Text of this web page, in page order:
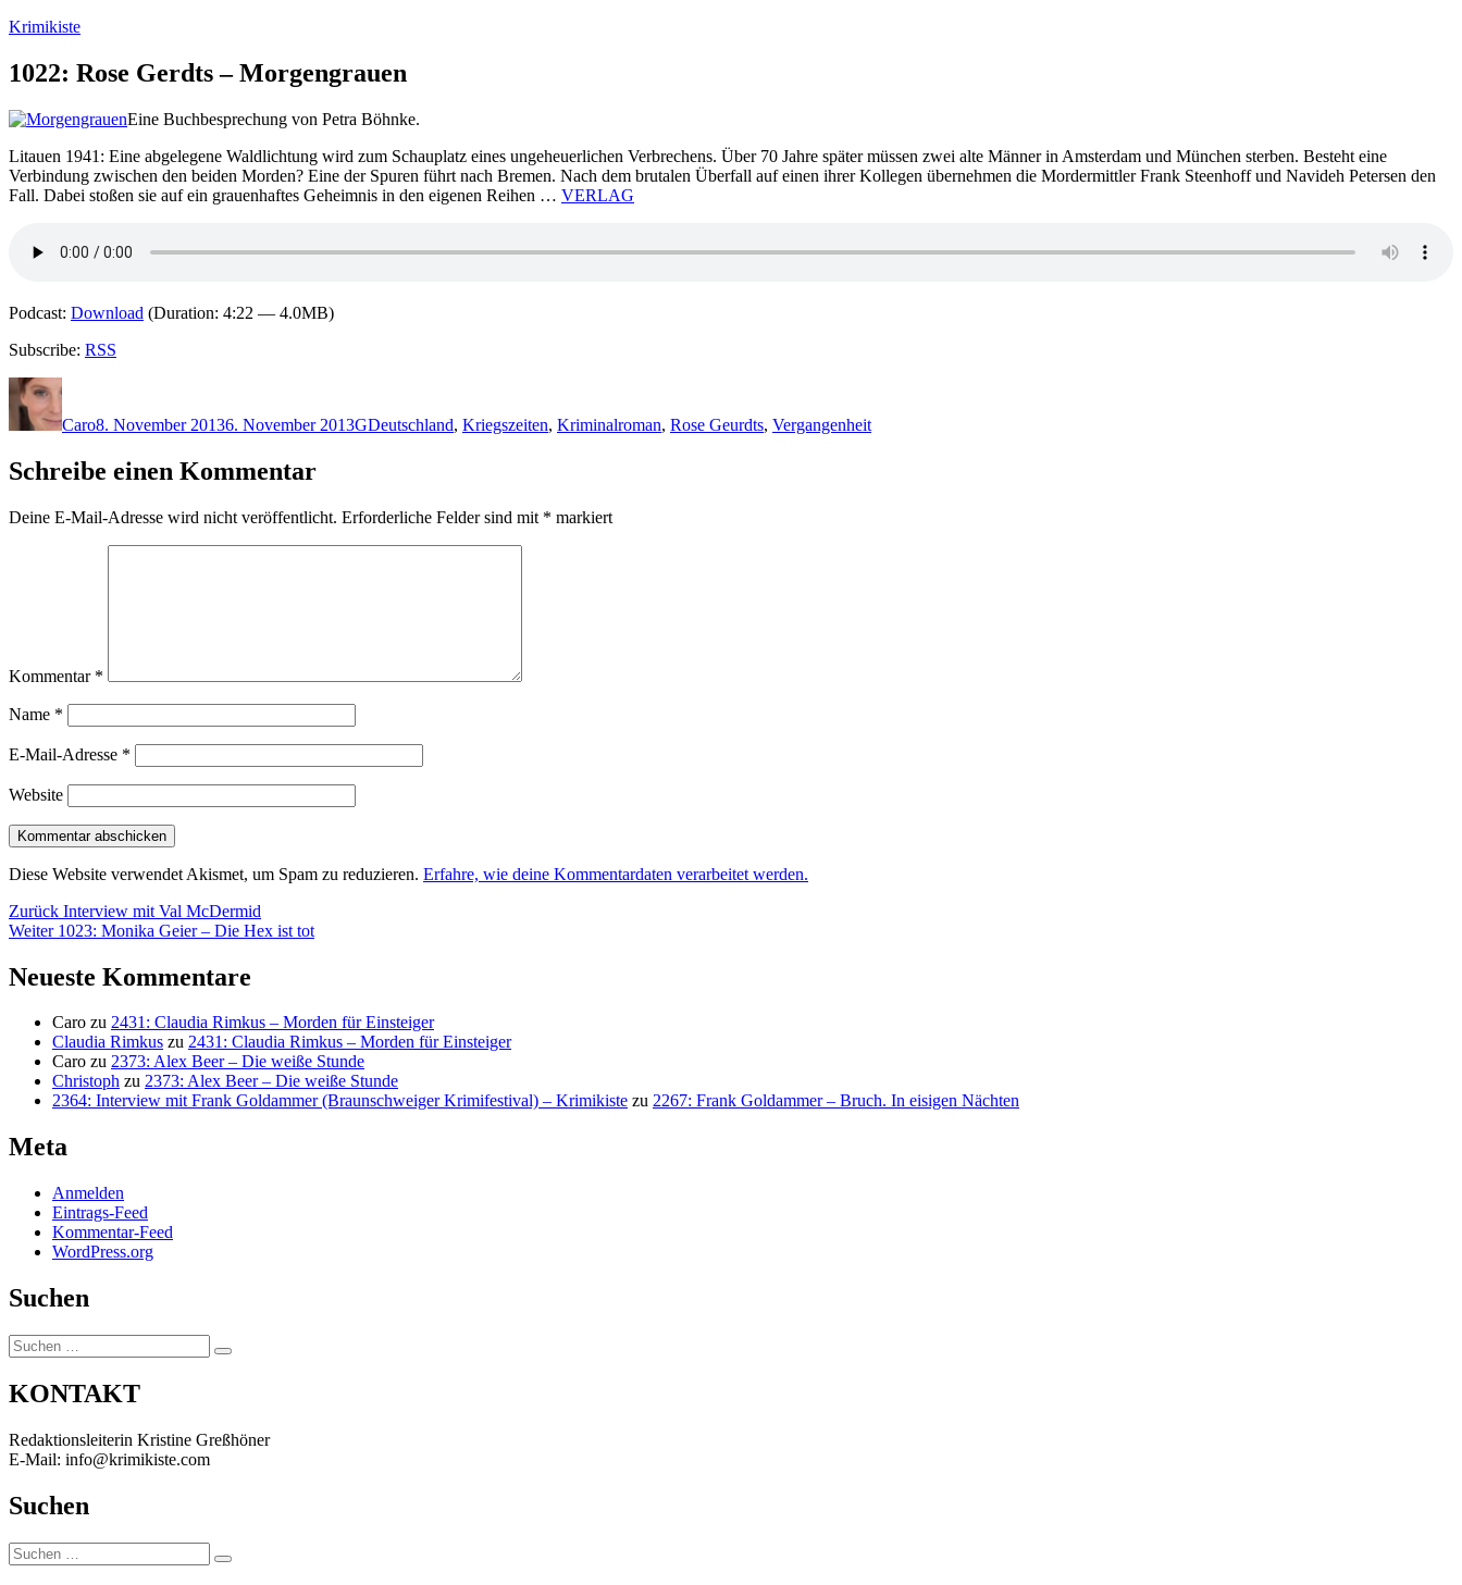
Zum
springen
Krimikiste
1022: Rose Gerdts – Morgengrauen
Eine Buchbesprechung von Petra Böhnke.
Litauen 1941: Eine abgelegene Waldlichtung wird zum Schauplatz eines ungeheuerlichen Verbrechens. Über 70 Jahre später müssen zwei alte Männer in Amsterdam und München sterben. Besteht eine
Verbindung zwischen den beiden Morden? Eine der Spuren führt nach Bremen. Nach dem brutalen Überfall auf einen ihrer Kollegen übernehmen die Mordermittler Frank Steenhoff und Navideh Petersen den
Fall. Dabei stoßen sie auf ein grauenhaftes Geheimnis in den eigenen Reihen … VERLAG
Podcast: Download (Duration: 4:22 — 4.0MB)
Subscribe: RSS
Autor
Caro8. November 20136. November 2013GDeutschland, Kriegszeiten, Kriminalroman, Rose Geurdts, Vergangenheit
Schreibe einen Kommentar
Deine E-Mail-Adresse wird nicht veröffentlicht. Erforderliche Felder sind mit * markiert
Kommentar *
Name *
E-Mail-Adresse *
Website
Diese Website verwendet Akismet, um Spam zu reduzieren. Erfahre, wie deine Kommentardaten verarbeitet werden.
Beitragsnavigation
Zurück Vorheriger
Beitrag:
Interview mit Val McDermid
Weiter Nächster
1023: Monika Geier – Die Hex ist tot
Neueste Kommentare
Caro zu 2431: Claudia Rimkus – Morden für Einsteiger
Claudia Rimkus zu 2431: Claudia Rimkus – Morden für Einsteiger
Caro zu 2373: Alex Beer – Die weiße Stunde
Christoph zu 2373: Alex Beer – Die weiße Stunde
2364: Interview mit Frank Goldammer (Braunschweiger Krimifestival) – Krimikiste zu 2267: Frank Goldammer – Bruch. In eisigen Nächten
Meta
Anmelden
Eintrags-Feed
Kommentar-Feed
WordPress.org
Suchen
Suchen
nach:
Suchen
KONTAKT
Redaktionsleiterin Kristine Greßhöner
E-Mail: info@krimikiste.com
Suchen
Suchen
nach:
Suchen